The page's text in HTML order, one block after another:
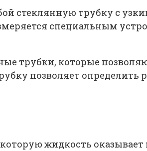
стеклянную трубку с
специальным
трубки, которые
позволяет определить
жидкость